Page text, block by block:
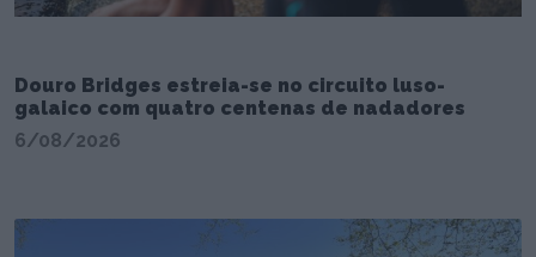
Douro Bridges estreia-se no circuito luso-
galaico com quatro centenas de nadadores
6/08/2026